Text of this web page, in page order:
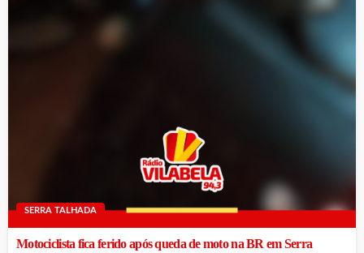
SERRA TALHADA
Motociclista fica ferido após queda de moto na BR em Serra